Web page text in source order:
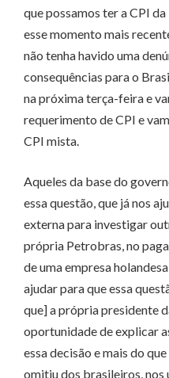
que possamos ter a CPI
esse momento mais
não tenha havido uma
consequências para o
na próxima terça-feira e
requerimento de CPI e
CPI mista.
Aqueles da base do
essa questão, que já nos
externa para investigar
própria Petrobras, no
de uma empresa
ajudar para que essa
que] a própria presidente
oportunidade de explicar
essa decisão e mais do
omitiu dos brasileiros, nos